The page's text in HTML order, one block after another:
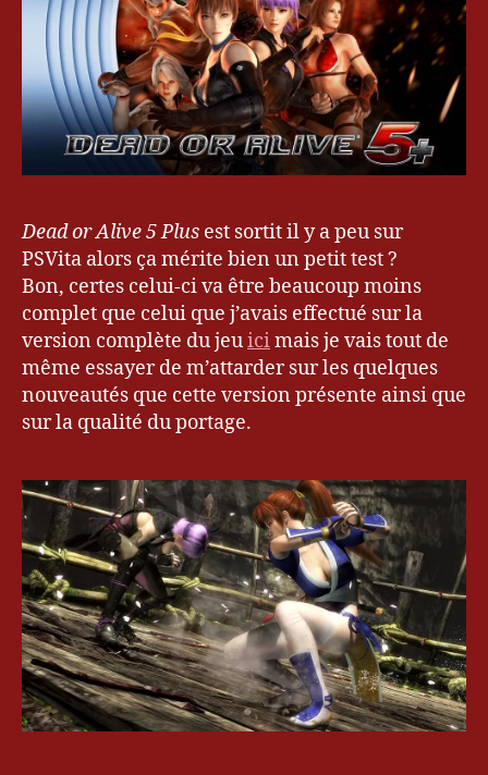
Dead or Alive 5Plus est sortit il y a peu sur
PSVita alors ça mérite bien un petit test ?
Bon, certes celui-ci va être beaucoup moins
complet que celui que j’avais effectué sur la
version complète du jeuicimais je vais tout de
même essayer de m’attarder sur les quelques
nouveautés que cette version présente ainsi que
sur la qualité du portage.